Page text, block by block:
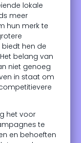
lokale
meer
hun merk te
hen de
belang van
niet genoeg
in staat om
het voor
te
en behoeften